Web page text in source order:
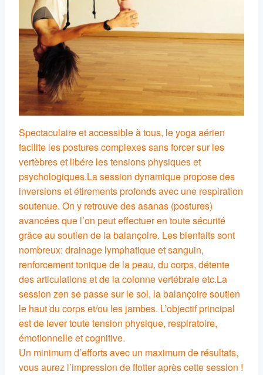
Spectaculaire et accessible à tous, le yoga aérien
facilite les postures complexes sans forcer sur les
vertèbres et libére les tensions physiques et
psychologiques.La session dynamique propose des
inversions et étirements profonds avec une respiration
soutenue. On y retrouve des asanas (postures)
avancées que l’on peut effectuer en toute sécurité
grâce au soutien de la balançoire. Les bienfaits sont
nombreux: drainage lymphatique et sanguin,
renforcement tonique de la peau, du corps, détente
des articulations et de la colonne vertébrale etc.La
session zen se passe sur le sol, la balançoire soutien
le haut du corps et/ou les jambes. L’objectif principal
est de lever toute tension physique, respiratoire,
émotionnelle et cognitive.
Un minimum d’efforts avec un maximum de résultats,
vous aurez l’impression de flotter après cette session !